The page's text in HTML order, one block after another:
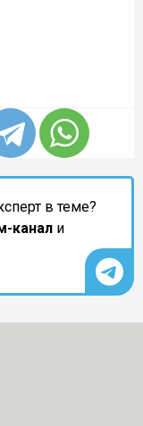
в теме?
канал и